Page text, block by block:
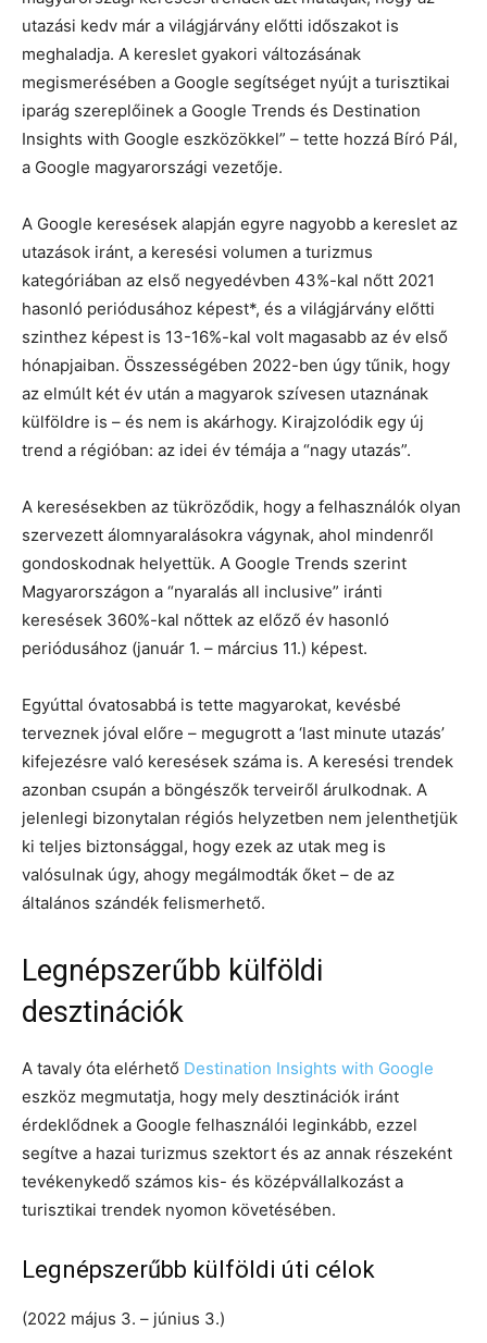
utazási kedv már a világjárvány előtti időszakot is
meghaladja. A kereslet gyakori változásának
megismerésében a Google segítséget nyújt a turisztikai
iparág szereplőinek a Google Trends és Destination
Insights with Google eszközökkel” – tette hozzá Bíró Pál,
a Google magyarországi vezetője.
A Google keresések alapján egyre nagyobb a kereslet az
utazások iránt, a keresési volumen a turizmus
kategóriában az első negyedévben 43%-kal nőtt 2021
hasonló periódusához képest*, és a világjárvány előtti
szinthez képest is 13-16%-kal volt magasabb az év első
hónapjaiban. Összességében 2022-ben úgy tűnik, hogy
az elmúlt két év után a magyarok szívesen utaznának
külföldre is – és nem is akárhogy. Kirajzolódik egy új
trend a régióban: az idei év témája a “nagy utazás”.
A keresésekben az tükröződik, hogy a felhasználók olyan
szervezett álomnyaralásokra vágynak, ahol mindenről
gondoskodnak helyettük. A Google Trends szerint
Magyarországon a “nyaralás all inclusive” iránti
keresések 360%-kal nőttek az előző év hasonló
periódusához (január 1. – március 11.) képest.
Egyúttal óvatosabbá is tette magyarokat, kevésbé
terveznek jóval előre – megugrott a ‘last minute utazás’
kifejezésre való keresések száma is. A keresési trendek
azonban csupán a böngészők terveiről árulkodnak. A
jelenlegi bizonytalan régiós helyzetben nem jelenthetjük
ki teljes biztonsággal, hogy ezek az utak meg is
valósulnak úgy, ahogy megálmodták őket – de az
általános szándék felismerhető.
Legnépszerűbb külföldi
desztinációk
A tavaly óta elérhető Destination Insights with Google
eszköz megmutatja, hogy mely desztinációk iránt
érdeklődnek a Google felhasználói leginkább, ezzel
segítve a hazai turizmus szektort és az annak részeként
tevékenykedő számos kis- és középvállalkozást a
turisztikai trendek nyomon követésében.
Legnépszerűbb külföldi úti célok
(2022 május 3. – június 3.)